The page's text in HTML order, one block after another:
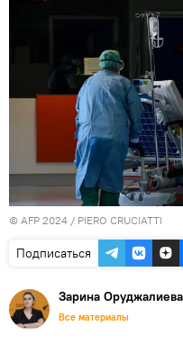
© AFP 2024 / PIERO CRUCIATTI
Подписаться
Зарина Оруджалиева
Все материалы